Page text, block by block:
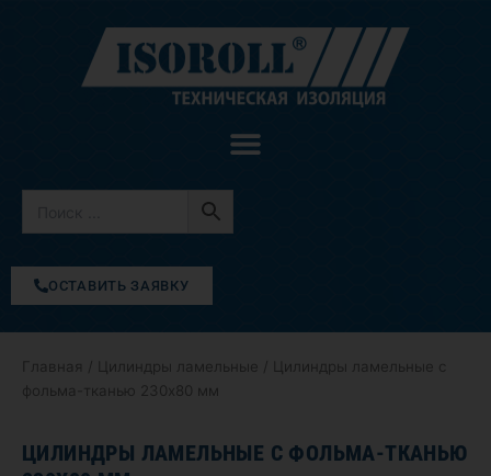
содержимому
ОСТАВИТЬ ЗАЯВКУ
Главная Цилиндры ламельные / Цилиндры ламельные с
фольма-тканью 230х80 мм
ЦИЛИНДРЫ ЛАМЕЛЬНЫЕ С ФОЛЬМА-ТКАНЬЮ